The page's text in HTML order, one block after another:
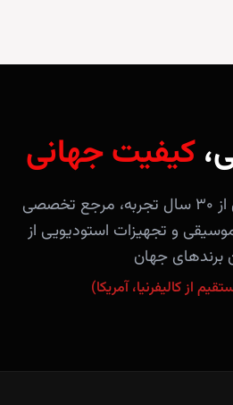
کیفیت جهانی
فروشگاه آندلس با بیش از ۳۰ سال تجربه، مرجع تخصصی
و تجهیزات استودیویی از
برندهای جهان
از کالیفرنیا، آمریکا)